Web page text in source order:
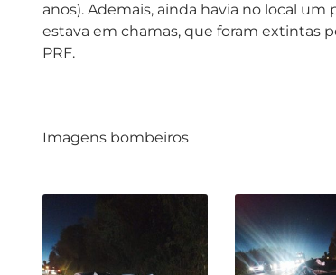
anos). Ademais, ainda havia no local
estava em chamas, que foram extintas
PRF.
Imagens bombeiros